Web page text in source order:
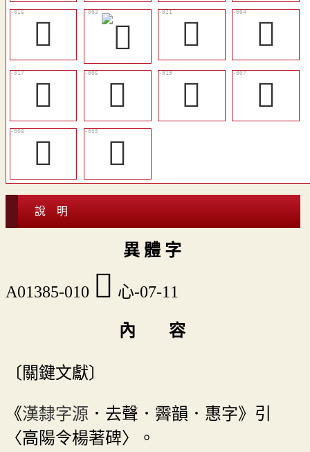
𢞨
󲀘
𢠞
󲀕
𢡘 󲀖
𢥁
𦣽
𦻇
說 明
異 體 字
A01385-010 󲀐 心-07-11
內 容
〔關鍵文獻〕
《漢隸字源 ．去聲．霽韻．惠字》引
〈高陽令楊著碑〉。